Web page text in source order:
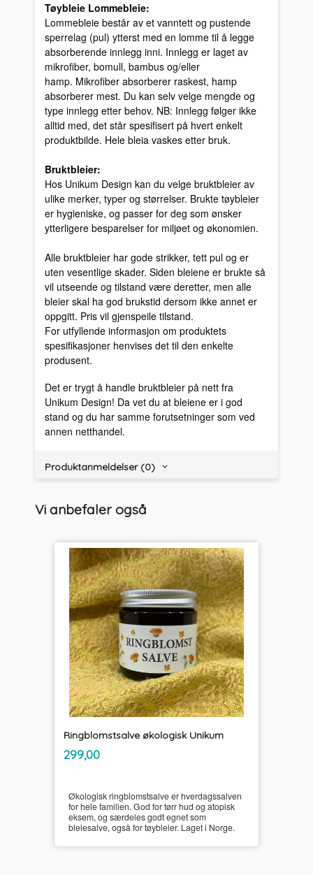
Tøybleie Lommebleie:
Lommebleie består av et vanntett og pustende
sperrelag (pul) ytterst med en lomme til å legge
absorberende innlegg inni. Innlegg er laget av
mikrofiber, bomull, bambus og/eller
hamp. Mikrofiber absorberer raskest, hamp
absorberer mest. Du kan selv velge mengde og
type innlegg etter behov. NB: Innlegg følger ikke
alltid med, det står spesifisert på hvert enkelt
produktbilde. Hele bleia vaskes etter bruk.
Bruktbleier:
Hos Unikum Design kan du velge bruktbleier av
ulike merker, typer og størrelser. Brukte tøybleier
er hygieniske, og passer for deg som ønsker
ytterligere besparelser for miljøet og økonomien.
Alle bruktbleier har gode strikker, tett pul og er
uten vesentlige skader. Siden bleiene er brukte så
vil utseende og tilstand være deretter, men alle
bleier skal ha god brukstid dersom ikke annet er
oppgitt. Pris vil gjenspeile tilstand.
For utfyllende informasjon om produktets
spesifikasjoner henvises det til den enkelte
produsent.
Det er trygt å handle bruktbleier på nett fra
Unikum Design! Da vet du at bleiene er i god
stand og du har samme forutsetninger som ved
annen netthandel.
Produktanmeldelser (0)
Vi anbefaler også
Ringblomstsalve økologisk Unikum
Pris
299,00inkl.
mva.
Økologisk ringblomstsalve er hverdagssalven
for hele familien. God for tørr hud og atopisk
eksem, og særdeles godt egnet som
bleiesalve, også for tøybleier. Laget i Norge.